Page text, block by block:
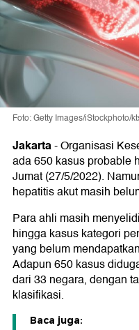
Foto: Getty Images/iStockphoto/
Jakarta-Organisasi
ada 650 kasus probable
Jumat (27/5/2022).
hepatitis akut masih
Para ahli masih
hingga kasus kategori
yang belum
Adapun 650 kasus
dari 33 negara, dengan
klasifikasi.
Baca juga: